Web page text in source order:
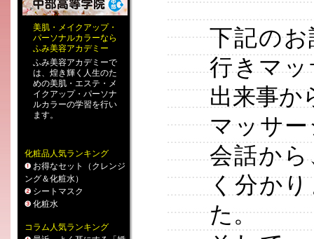
美肌 ・ メイクアップ・
パーソナルカラーなら
ふみ美容アカデミー
ふみ美容アカデミーで
は、煌き輝く人生のた
めの美肌・エステ ・ メ
イクアップ・ パーソナ
ルカラーの学習を行い
ます。
化粧品人気ランキング
お得なセット（クレンジ
ング＆化粧水）
シートマスク
化粧水
コラム人気ランキング
下記の
行きマ
出来事か
マッサ
会話か
く分か
た。